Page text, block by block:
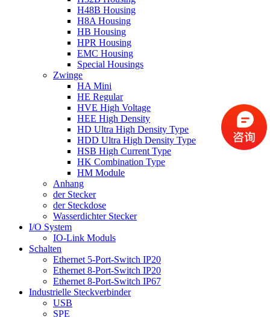
H48B Housing
H8A Housing
HB Housing
HPR Housing
EMC Housing
Special Housings
Zwinge
HA Mini
HE Regular
HVE High Voltage
HEE High Density
HD Ultra High Density Type
HDD Ultra High Density Type
HSB High Current Type
HK Combination Type
HM Module
Anhang
​der Stecker
der Steckdose
Wasserdichter Stecker
I/O System
IO-Link Moduls
Schalten
Ethernet 5-Port-Switch IP20
Ethernet 8-Port-Switch IP20
Ethernet 8-Port-Switch IP67
Industrielle Steckverbinder
USB
SPE